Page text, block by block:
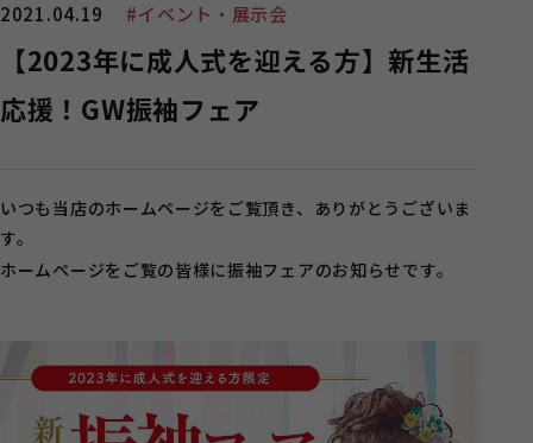
2021.04.19 #イベント・展示会
【2023年に成人式を迎える方】新生活
応援！GW振袖フェア
いつも当店のホームページをご覧頂き、ありがとうございま
す。
ホームページをご覧の皆様に振袖フェアのお知らせです。